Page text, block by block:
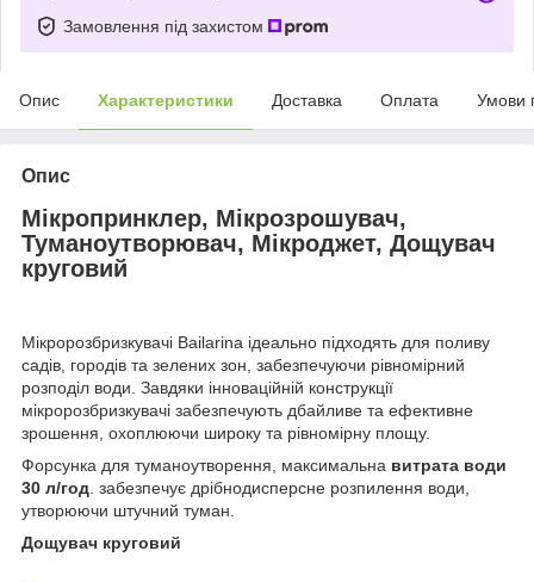
Замовлення під захистом
Опис Характеристики Доставка Оплата Умови
Опис
Мікропринклер, Мікрозрошувач,
Туманоутворювач, Мікроджет, Дощувач
круговий
Мікророзбризкувачі Bailarina ідеально підходять для поливу
садів, городів та зелених зон, забезпечуючи рівномірний
розподіл води. Завдяки інноваційній конструкції
мікророзбризкувачі забезпечують дбайливе та ефективне
зрошення, охоплюючи широку та рівномірну площу.
Форсунка для туманоутворення, максимальна витрата води
30 л/год. забезпечує дрібнодисперсне розпилення води,
утворюючи штучний туман.
Дощувач круговий